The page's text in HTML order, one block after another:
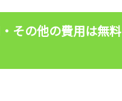
その他の費用は無料